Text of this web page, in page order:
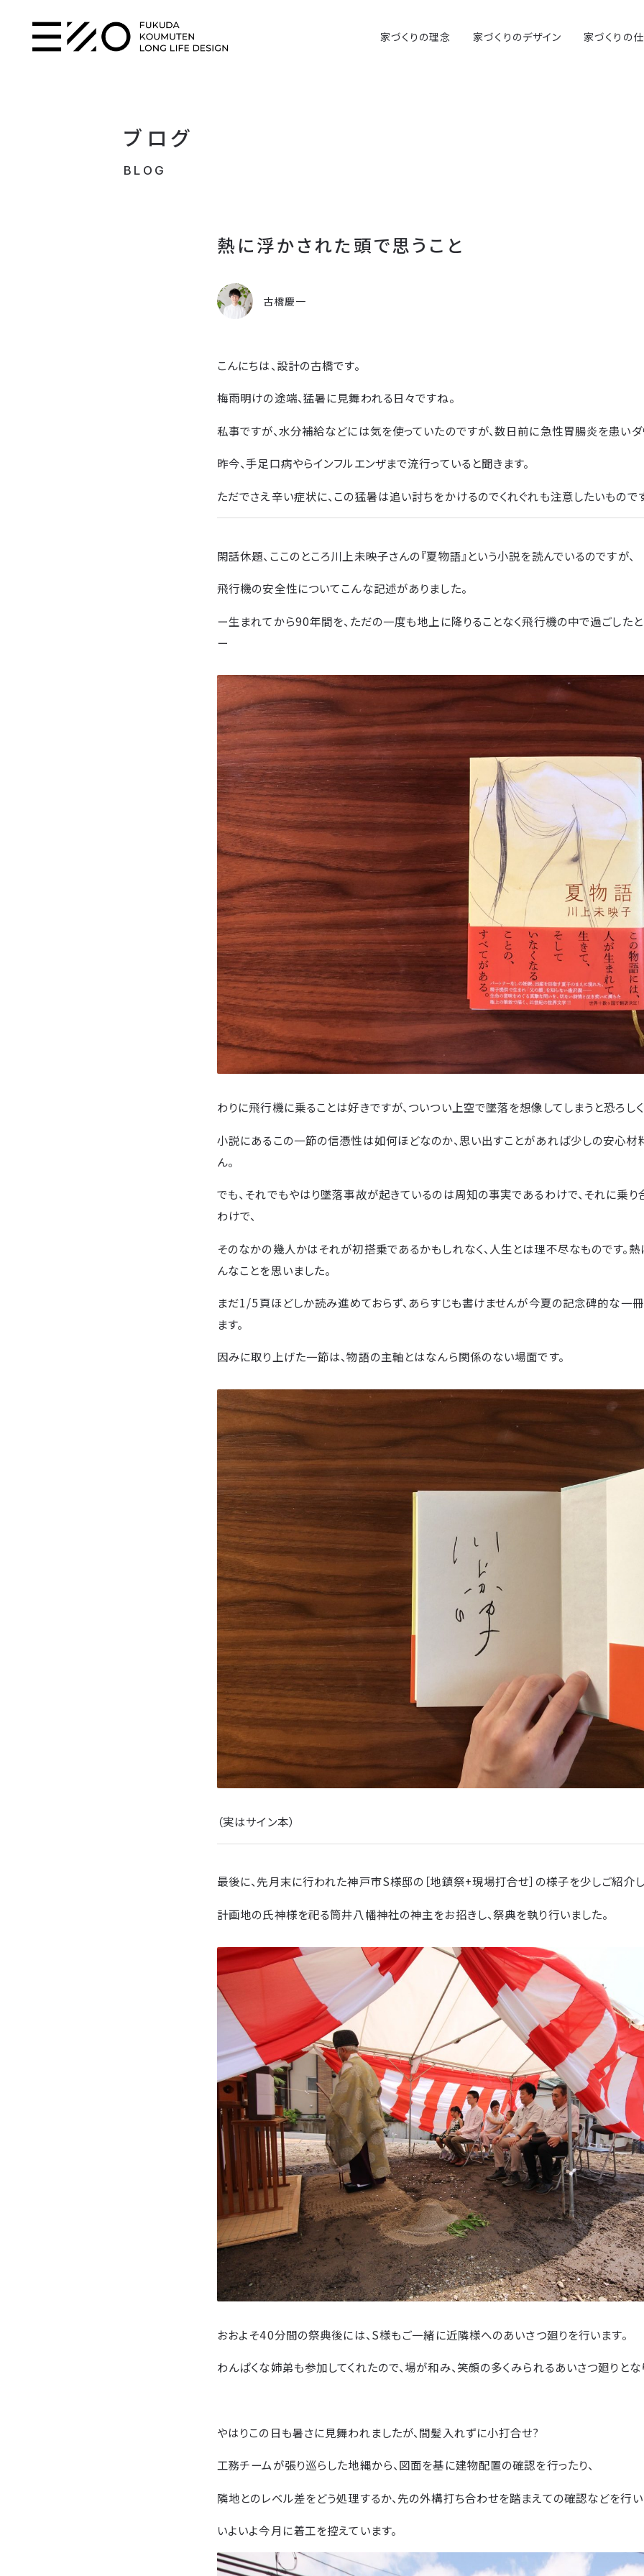
家づくりの理念 家づくりのデザイン 家づくりの
ブログ
BLOG
熱に浮かされた頭で思うこと
古橋慶一
こんにちは、設計の古橋です。
梅雨明けの途端、猛暑に見舞われる日々ですね。
私事ですが、水分補給などには気を使っていたのですが、数日前に急性胃腸炎を患いダ
昨今、手足口病やらインフルエンザまで流行っていると聞きます。
ただでさえ辛い症状に、この猛暑は追い討ちをかけるのでくれぐれも注意したいもので
閑話休題、ここのところ川上未映子さんの『夏物語』という小説を読んでいるのですが、
飛行機の安全性についてこんな記述がありました。
ー生まれてから90年間を、ただの一度も地上に降りることなく飛行機の中で過ごした
ー
わりに飛行機に乗ることは好きですが、ついつい上空で墜落を想像してしまうと恐ろしく
小説にあるこの一節の信憑性は如何ほどなのか、思い出すことがあれば少しの安心材
ん。
でも、それでもやはり墜落事故が起きているのは周知の事実であるわけで、それに乗
わけで、
そのなかの幾人かはそれが初搭乗であるかもしれなく、人生とは理不尽なものです。
んなことを思いました。
まだ1/5頁ほどしか読み進めておらず、あらすじも書けませんが今夏の記念碑的な一
ます。
因みに取り上げた一節は、物語の主軸とはなんら関係のない場面です。
（実はサイン本）
最後に、先月末に行われた神戸市S様邸の［地鎮祭+現場打合せ］の様子を少しご紹介し
計画地の氏神様を祀る筒井八幡神社の神主をお招きし、祭典を執り行いました。
おおよそ40分間の祭典後には、S様もご一緒に近隣様へのあいさつ廻りを行います。
わんぱくな姉弟も参加してくれたので、場が和み、笑顔の多くみられるあいさつ廻りとな
やはりこの日も暑さに見舞われましたが、間髪入れずに小打合せ?
工務チームが張り巡らした地縄から、図面を基に建物配置の確認を行ったり、
隣地とのレベル差をどう処理するか、先の外構打ち合わせを踏まえての確認などを行い
いよいよ今月に着工を控えています。